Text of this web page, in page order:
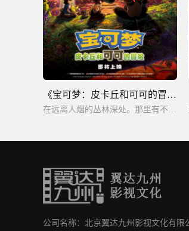
《宝可梦：皮卡丘和可可的冒险》
公司名称：北京翼达九州影视文化有限